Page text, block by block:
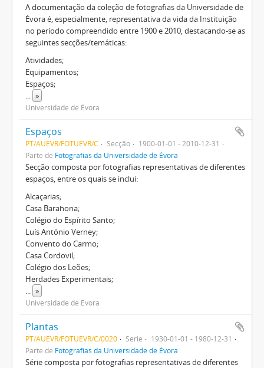
A documentação da coleção de fotografias da Universidade de
Évora é, especialmente, representativa da vida da Instituição
no período compreendido entre 1900 e 2010, destacando-se as
seguintes secções/temáticas:
Atividades;
Equipamentos;
Espaços;
... »
Universidade de Évora
Espaços
PT/AUEVR/FOTUEVR/C Secção
1900-01-01 - 2010-12-31
Parte de Fotografias da Universidade de Évora
Secção composta por fotografias representativas de diferentes
espaços, entre os quais se inclui:
Alcaçarias;
Casa Barahona;
Colégio do Espírito Santo;
Luís António Verney;
Convento do Carmo;
Casa Cordovil;
Colégio dos Leões;
Herdades Experimentais;
... »
Universidade de Évora
Plantas
PT/AUEVR/FOTUEVR/C/0020 Série
1930-01-01 - 1980-12-31
Parte de Fotografias da Universidade de Évora
Série composta por fotografias representativas de diferentes